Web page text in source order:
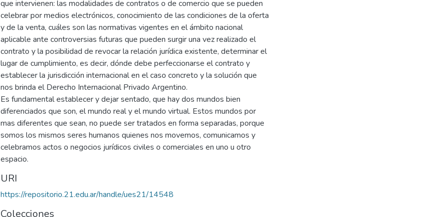
que intervienen: las modalidades de contratos o de comercio que se pueden
celebrar por medios electrónicos, conocimiento de las condiciones de la oferta
y de la venta, cuáles son las normativas vigentes en el ámbito nacional
aplicable ante controversias futuras que pueden surgir una vez realizado el
contrato y la posibilidad de revocar la relación jurídica existente, determinar el
lugar de cumplimiento, es decir, dónde debe perfeccionarse el contrato y
establecer la jurisdicción internacional en el caso concreto y la solución que
nos brinda el Derecho Internacional Privado Argentino.
Es fundamental establecer y dejar sentado, que hay dos mundos bien
diferenciados que son, el mundo real y el mundo virtual. Estos mundos por
mas diferentes que sean, no puede ser tratados en forma separadas, porque
somos los mismos seres humanos quienes nos movemos, comunicamos y
celebramos actos o negocios jurídicos civiles o comerciales en uno u otro
espacio.
URI
https://repositorio.21.edu.ar/handle/ues21/14548
Colecciones